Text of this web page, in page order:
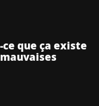
ce que ça existe